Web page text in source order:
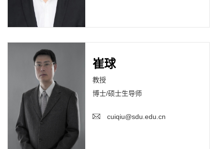
崔球
教授
博士/硕士生导师
cuiqiu@sdu.edu.cn